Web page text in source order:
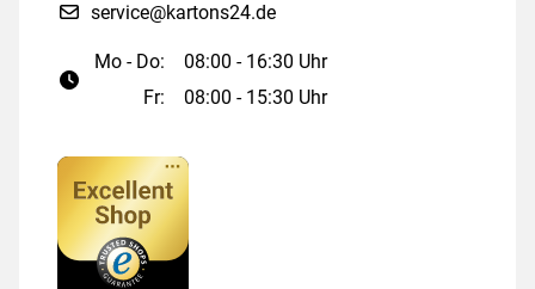
service@kartons24.de
Mo - Do:
08:00 - 16:30 Uhr
Fr:
08:00 - 15:30 Uhr